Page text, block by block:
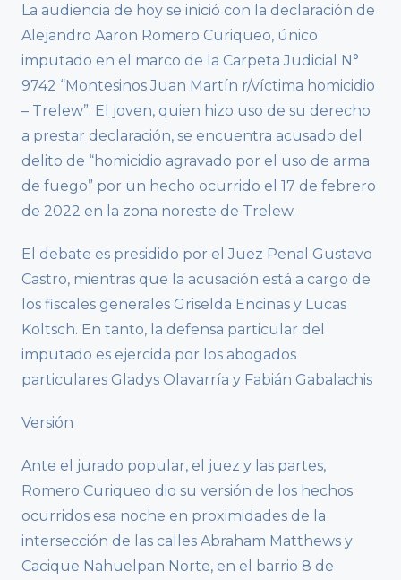
La audiencia de hoy se inició con la declaración de
Alejandro Aaron Romero Curiqueo, único
imputado en el marco de la Carpeta Judicial N°
9742 “Montesinos Juan Martín r/víctima homicidio
– Trelew”. El joven, quien hizo uso de su derecho
a prestar declaración, se encuentra acusado del
delito de “homicidio agravado por el uso de arma
de fuego” por un hecho ocurrido el 17 de febrero
de 2022 en la zona noreste de Trelew.
El debate es presidido por el Juez Penal Gustavo
Castro, mientras que la acusación está a cargo de
los fiscales generales Griselda Encinas y Lucas
Koltsch. En tanto, la defensa particular del
imputado es ejercida por los abogados
particulares Gladys Olavarría y Fabián Gabalachis
Versión
Ante el jurado popular, el juez y las partes,
Romero Curiqueo dio su versión de los hechos
ocurridos esa noche en proximidades de la
intersección de las calles Abraham Matthews y
Cacique Nahuelpan Norte, en el barrio 8 de